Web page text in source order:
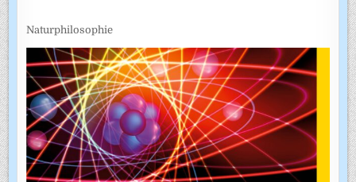
Naturphilosophie